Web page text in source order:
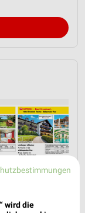
wird die